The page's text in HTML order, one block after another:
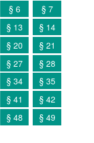
§ 6
§ 7
§ 13
§ 14
§ 20
§ 21
§ 27
§ 28
§ 34
§ 35
§ 41
§ 42
§ 48
§ 49